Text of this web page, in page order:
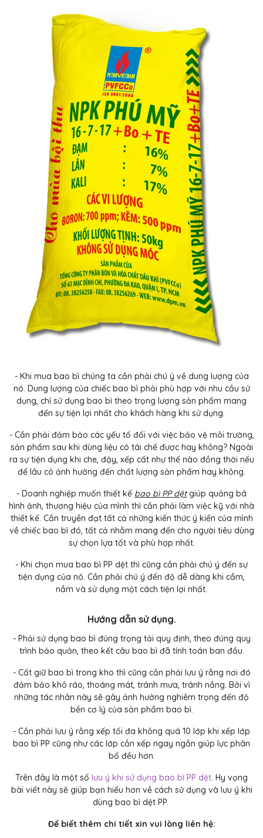
- Khi mua bao bì chúng ta cần phải chú ý về dung lượng của
nó. Dung lượng của chiếc bao bì phải phù hợp với nhu cầu sử
dụng, chỉ sử dụng bao bì theo trọng lượng sản phẩm mang
đến sự tiện lợi nhất cho khách hàng khi sử dụng.
- Cần phải đảm bảo các yếu tố đối với việc bảo vệ môi trường,
sản phẩm sau khi dùng liệu có tái chế được hay không? Ngoài
ra sự tiện dụng khi che, đậy, xếp cất như thế nào đồng thời nếu
để lâu có ảnh hưởng đến chất lượng sản phẩm hay không.
- Doanh nghiệp muốn thiết kế bao bì PP dệtgiúp quảng bá
hình ảnh, thương hiệu của mình thì cần phải làm việc kỹ với nhà
thiết kế. Cần truyền đạt tất cả những kiến thức ý kiến của mình
về chiếc bao bì đó, tất cả nhằm mang đến cho người tiêu dùng
sự chọn lựa tốt và phù hợp nhất.
- Khi chọn mua bao bì PP dệt thì cũng cần phải chú ý đến sự
tiện dụng của nó. Cần phải chú ý đến độ dễ dàng khi cầm,
nắm và sử dụng một cách tiện lợi nhất.
Hướng dẫn sử dụng.
- Phải sử dụng bao bì đúng trọng tải quy định, theo đúng quy
trình bảo quản, theo kết câu bao bì đã tính toán ban đầu.
- Cất giữ bao bì trong kho thì cũng cần phải lưu ý rằng nơi đó
đảm bảo khô ráo, thoáng mát, tránh mưa, tránh nắng. Bởi vì
những tác nhân này sẽ gây ảnh hưởng nghiêm trọng đến độ
bền cơ lý của sản phẩm bao bì.
- Cần phải lưu ý rằng xếp tối đa không quá 10 lớp khi xếp lớp
bao bì PP cũng như các lớp cần xếp ngay ngắn giúp lực phân
bố đều hơn.
Trên đây là một số lưu ý khi sử dụng bao bì PP dệt. Hy vọng
bài viết này sẽ giúp bạn hiểu hơn về cách sử dụng và lưu ý khi
dùng bao bì dệt PP.
Để biết thêm chi tiết xin vui lòng liên hệ: